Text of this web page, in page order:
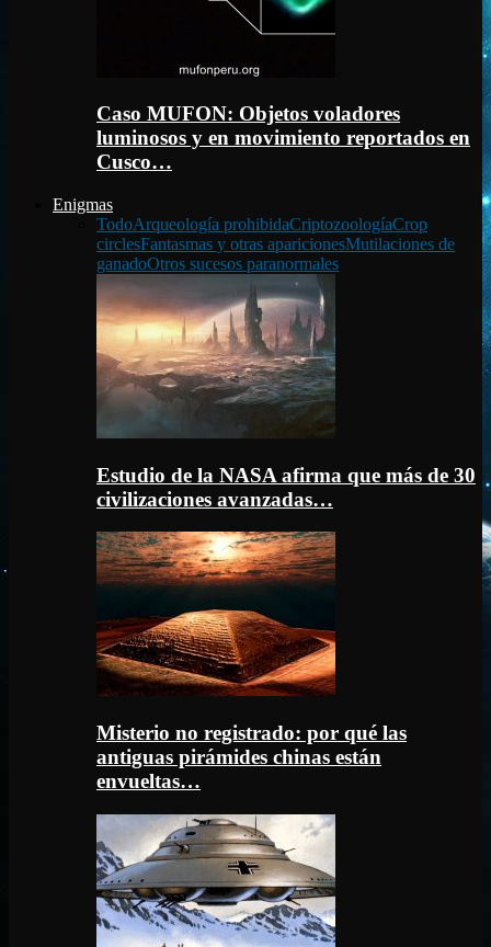
Caso MUFON: Objetos voladores
luminosos y en movimiento reportados en
Cusco…
Enigmas
TodoArqueología prohibidaCriptozoologíaCrop
circlesFantasmas y otras aparicionesMutilaciones de
ganadoOtros sucesos paranormales
Estudio de la NASA afirma que más de 30
civilizaciones avanzadas…
Misterio no registrado: por qué las
antiguas pirámides chinas están
envueltas…